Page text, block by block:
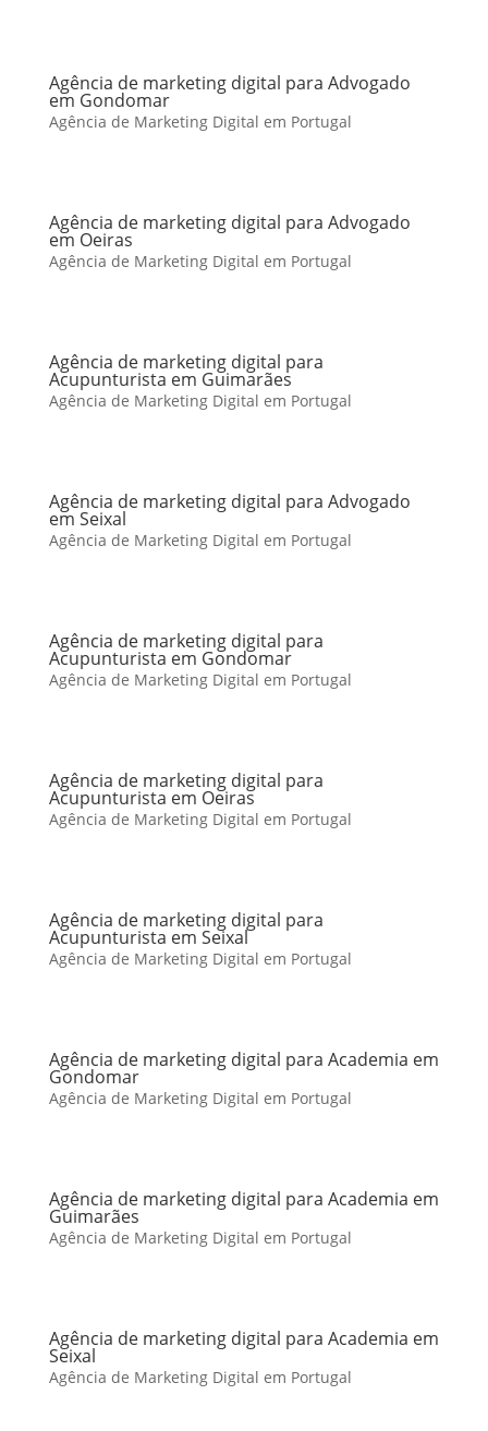
Agência de marketing digital para Advogado
em Gondomar
Agência de Marketing Digital em Portugal
Agência de marketing digital para Advogado
em Oeiras
Agência de Marketing Digital em Portugal
Agência de marketing digital para
Acupunturista em Guimarães
Agência de Marketing Digital em Portugal
Agência de marketing digital para Advogado
em Seixal
Agência de Marketing Digital em Portugal
Agência de marketing digital para
Acupunturista em Gondomar
Agência de Marketing Digital em Portugal
Agência de marketing digital para
Acupunturista em Oeiras
Agência de Marketing Digital em Portugal
Agência de marketing digital para
Acupunturista em Seixal
Agência de Marketing Digital em Portugal
Agência de marketing digital para Academia em
Gondomar
Agência de Marketing Digital em Portugal
Agência de marketing digital para Academia em
Guimarães
Agência de Marketing Digital em Portugal
Agência de marketing digital para Academia em
Seixal
Agência de Marketing Digital em Portugal